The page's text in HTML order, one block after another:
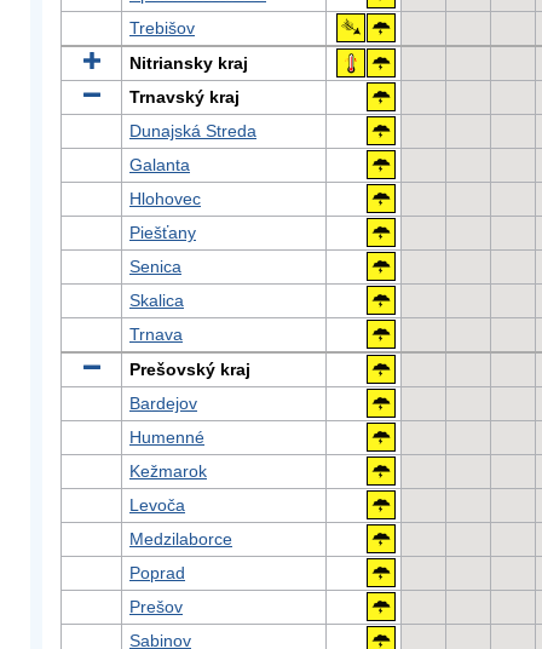
Trebišov
Nitriansky kraj
Trnavský kraj
Dunajská Streda
Galanta
Hlohovec
Piešťany
Senica
Skalica
Trnava
Prešovský kraj
Bardejov
Humenné
Kežmarok
Levoča
Medzilaborce
Poprad
Prešov
Sabinov